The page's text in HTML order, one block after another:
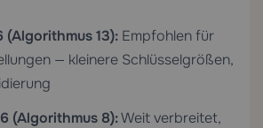
(Algorithmus 13): Empfohlen für
— kleinere Schlüsselgrößen,
(Algorithmus 8):Weit verbreitet,